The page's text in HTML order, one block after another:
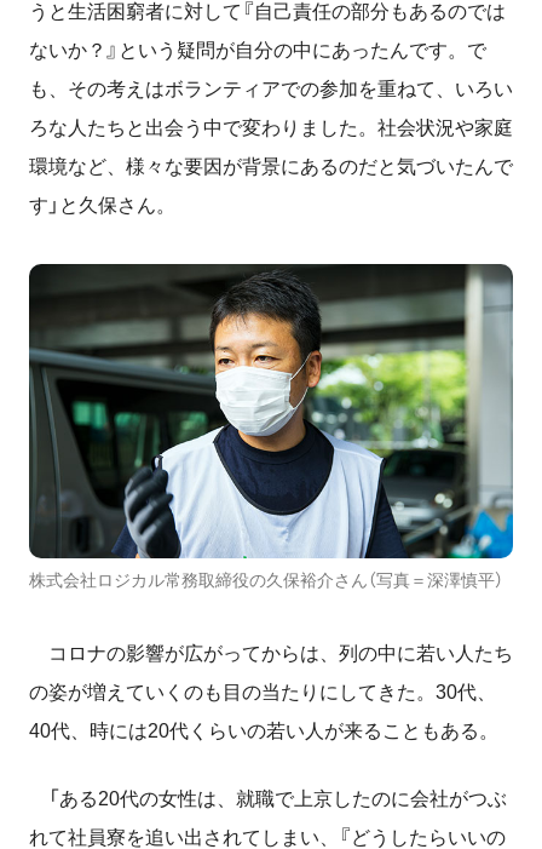
うと生活困窮者に対して『自己責任の部分もあるのでは
ないか？』という疑問が自分の中にあったんです。で
も、その考えはボランティアでの参加を重ねて、いろい
ろな人たちと出会う中で変わりました。社会状況や家庭
環境など、様々な要因が背景にあるのだと気づいたんで
す」と久保さん。
株式会社ロジカル常務取締役の久保裕介さん（写真＝深澤慎平）
コロナの影響が広がってからは、列の中に若い人たち
の姿が増えていくのも目の当たりにしてきた。30代、
40代、時には20代くらいの若い人が来ることもある。
「ある20代の女性は、就職で上京したのに会社がつぶ
れて社員寮を追い出されてしまい、『どうしたらいいの